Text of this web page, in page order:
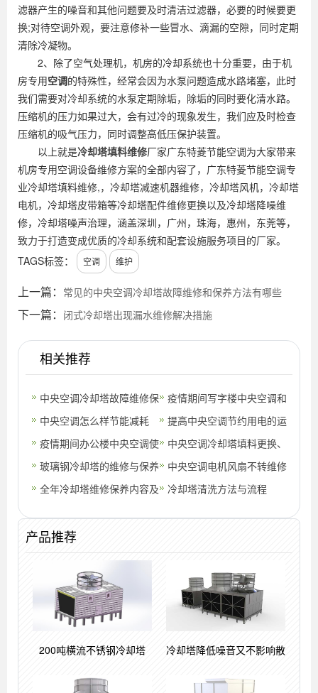
滤器产生的噪音和其他问题要及时清洁过滤器，必要的时候要更
换;对待空调外观，要注意修补一些冒水、滴漏的空隙，同时定期
清除冷凝物。
2、除了空气处理机，机房的冷却系统也十分重要，由于机
房专用空调的特殊性，经常会因为水泵问题造成水路堵塞，此时
我们需要对冷却系统的水泵定期除垢，除垢的同时要化清水路。
压缩机的压力如果过大，会有过冷的现象发生，我们应及时检查
压缩机的吸气压力，同时调整高低压保护装置。
以上就是冷却塔填料维修厂家广东特菱节能空调为大家带来
机房专用空调设备维修方案的全部内容了，广东特菱节能空调专
业冷却塔填料维修,，冷却塔减速机器维修，冷却塔风机，冷却塔
电机，冷却塔皮带箱等冷却塔配件维修更换以及冷却塔降噪维
修，冷却塔噪声治理，涵盖深圳，广州，珠海，惠州，东莞等，
致力于打造变成优质的冷却系统和配套设施服务项目的厂家。
TAGS标签：
空调 维护
上一篇： 常见的中央空调冷却塔故障维修和保养方法有哪些
下一篇： 闭式冷却塔出现漏水维修解决措施
相关推荐
中央空调冷却塔故障维修保
养方法
疫情期间写字楼中央空调和
供暖应该要怎么使用呢？
中央空调怎么样节能减耗
提高中央空调节约用电的运
行效率办法呢
疫情期间办公楼中央空调使
用注意事项
中央空调冷却塔填料更换、
维修保养方法及维护常识
玻璃钢冷却塔的维修与保养
中央空调电机风扇不转维修
的方法
全年冷却塔维修保养内容及
冷却塔清洗方法与流程
产品推荐
200吨横流不锈钢冷却塔 冷却塔降低噪音又不影响散